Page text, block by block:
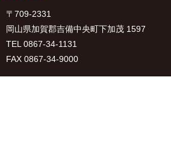
〒709-2331
岡山県加賀郡吉備中央町下加茂 1597
TEL 0867-34-1131
FAX 0867-34-9000